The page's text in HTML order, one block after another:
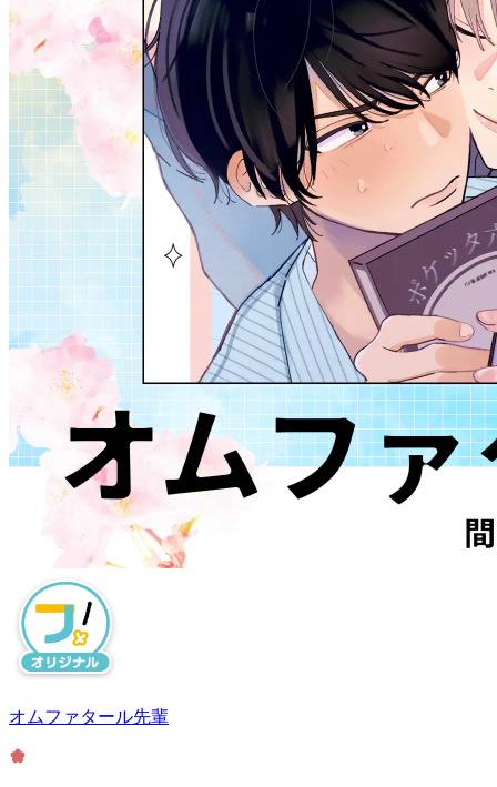
オムファタール先輩